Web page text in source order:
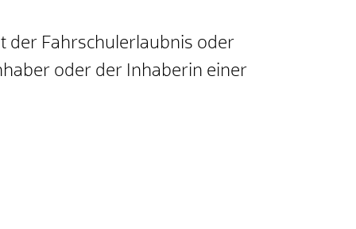
der Fahrschulerlaubnis oder
oder der Inhaberin einer